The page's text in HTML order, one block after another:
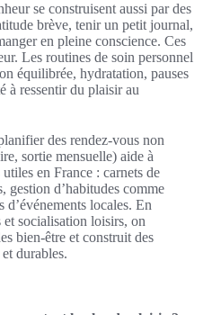
se construisent aussi par des
brève, tenir un petit journal,
en pleine conscience. Ces
Les routines de soin personnel
équilibrée, hydratation, pauses
à ressentir du plaisir au
des rendez‑vous non
sortie mensuelle) aide à
en France : carnets de
gestion d’habitudes comme
locales. En
socialisation loisirs, on
bien-être et construit des
durables.